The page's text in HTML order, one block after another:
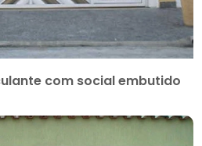
com social embutido